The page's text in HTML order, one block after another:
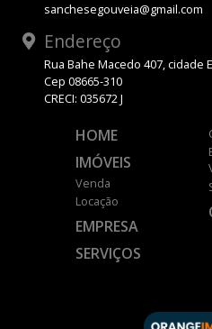
sanchesegouveia@gmail.com
Endereço
Rua Bahe Macedo 407, cidade
Cep 08665-310
CRECI: 035672 J
HOME
IMÓVEIS
Venda
Locação
EMPRESA
SERVIÇOS